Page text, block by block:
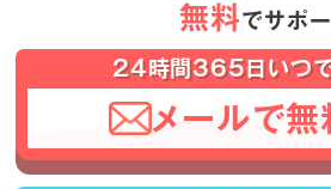
無料でサポー
24時間365日いつ
メールで